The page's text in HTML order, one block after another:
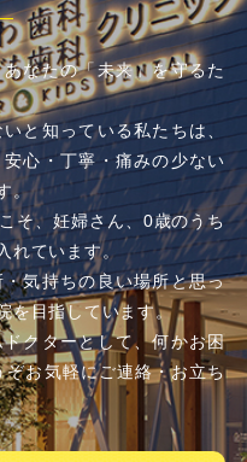
なたの「未来」を守るた
と知っている私たちは、
安心・丁寧・痛みの少ない
。
そ、妊婦さん、0歳のうち
れています。
気持ちの良い場所と思っ
を目指しています。
クターとして、何かお困
お気軽にご連絡・お立ち